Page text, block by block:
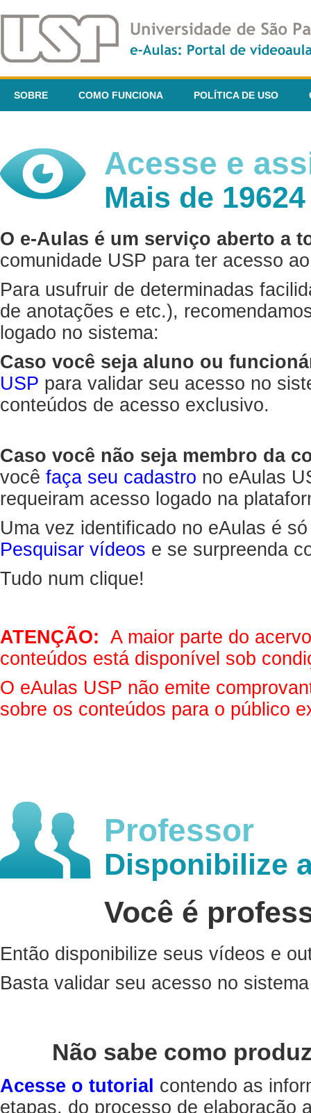
SOBRE COMO FUNCIONA POLÍTICA DE USO
Acesse e
Mais de
O e-Aulas é um serviço aberto a
comunidade USP para ter acesso
Para usufruir de determinadas
de anotações e etc.),
logado no sistema:
Caso você seja aluno ou
USP para validar seu acesso no
conteúdos de acesso exclusivo.
Caso você não seja membro da
você faça seu cadastro no eAulas
requeiram acesso logado na
Uma vez identificado no eAulas é
Pesquisar vídeos e se surpreenda
Tudo num clique!
ATENÇÃO: A maior parte do
conteúdos está disponível sob
O eAulas USP não emite
sobre os conteúdos para o público
Professor
Disponibilize
Você é
Então disponibilize seus vídeos e
Basta validar seu acesso no
Não sabe como
Acesse o tutorial contendo as
etapas, do processo de elaboração